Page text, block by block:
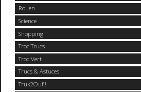
Rouen
Science
Shopping
Troc'Trucs
Troc'Vert
Trucs & Astuces
Truk2Ouf !